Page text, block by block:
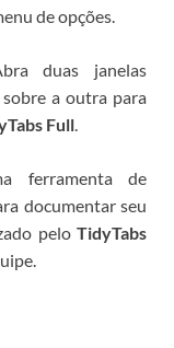
de opções.
duas janelas
a outra para
Full
ferramenta de
documentar seu
pelo TidyTabs